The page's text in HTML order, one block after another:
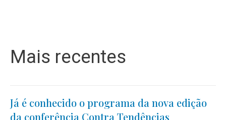
Mais recentes
Já é conhecido o programa da nova edição
da conferência Contra Tendências